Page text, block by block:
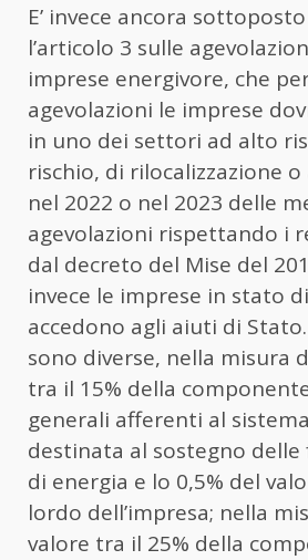
E’ invece ancora
l’articolo 3 sulle
imprese energivore, che
agevolazioni le imprese
in uno dei settori ad alto
rischio, di rilocalizzazione
nel 2022 o nel 2023 delle
agevolazioni rispettando i
dal decreto del Mise del
invece le imprese in stato
accedono agli aiuti di
sono diverse, nella misura
tra il 15% della
generali afferenti al
destinata al sostegno
di energia e lo 0,5% del
lordo dell’impresa; nella
valore tra il 25% della